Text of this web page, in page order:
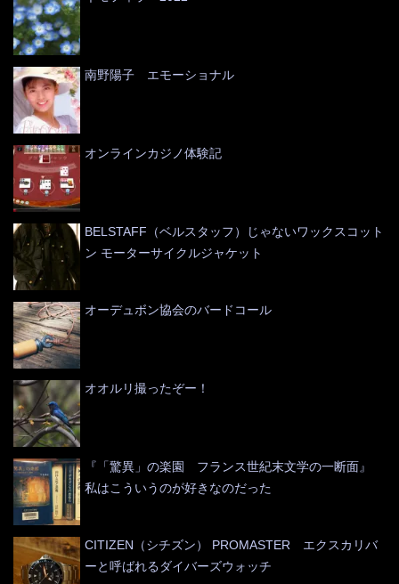
南野陽子 エモーショナル
オンラインカジノ体験記
BELSTAFF（ベルスタッフ）じゃないワックスコット
ン モーターサイクルジャケット
オーデュボン協会のバードコール
オオルリ撮ったぞー！
『「驚異」の楽園 フランス世紀末文学の一断面』
私はこういうのが好きなのだった
CITIZEN（シチズン） PROMASTER エクスカリバ
ーと呼ばれるダイバーズウォッチ